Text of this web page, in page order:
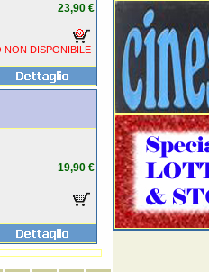
23,90 €
NON DISPONIBILE
19,90 €